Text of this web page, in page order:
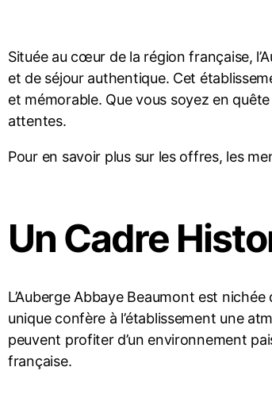
Située au cœur de la région française,
et de séjour authentique. Cet
et mémorable. Que vous soyez en
attentes.
Pour en savoir plus sur les offres, les
Un Cadre
L’Auberge Abbaye Beaumont est
unique confère à l’établissement une
peuvent profiter d’un environnement
française.